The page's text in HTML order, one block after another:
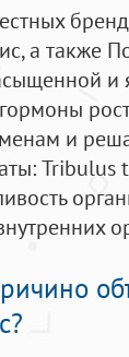
а также
и
и
Tribulus